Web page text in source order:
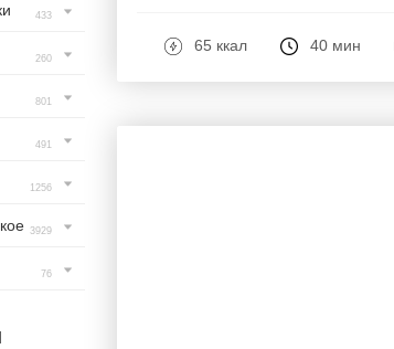
433
260
801
491
1256
3929
76
65 ккал 40 мин